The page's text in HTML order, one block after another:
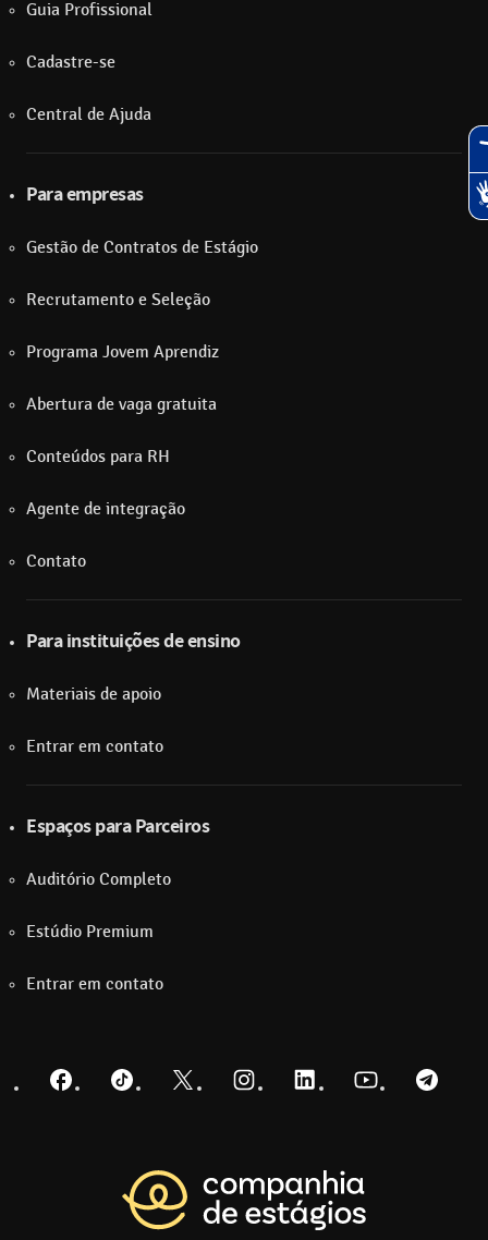
Guia Profissional
Cadastre-se
Central de Ajuda
Para empresas
Gestão de Contratos de Estágio
Recrutamento e Seleção
Programa Jovem Aprendiz
Abertura de vaga gratuita
Conteúdos para RH
Agente de integração
Contato
Para instituições de ensino
Materiais de apoio
Entrar em contato
Espaços para Parceiros
Auditório Completo
Estúdio Premium
Entrar em contato
FacebookTikTok Twitter InstagramLinkedInYouTube